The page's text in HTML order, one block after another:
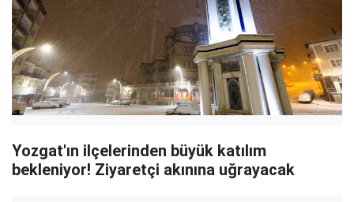
Yozgat'ın ilçelerinden büyük katılım
bekleniyor! Ziyaretçi akınına uğrayacak